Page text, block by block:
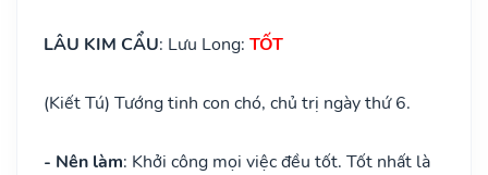
LÂU KIM CẨU: Lưu Long: TỐT
(Kiết Tú) Tướng tinh con chó, chủ trị ngày thứ 6.
- Nên làm: Khởi công mọi việc đều tốt. Tốt nhất là